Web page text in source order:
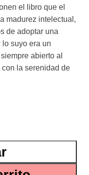
el libro que el
madurez intelectual,
de adoptar una
suyo era un
abierto al
la serenidad de
riesgo de
en ella, de
la nota introductoria
largamente en la